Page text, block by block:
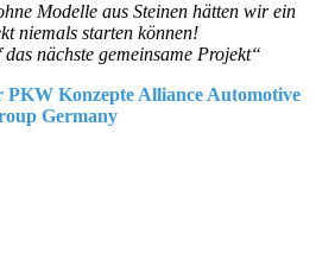
Modelle aus Steinen hätten wir ein
niemals starten können!
nächste gemeinsame Projekt“
PKW Konzepte Alliance Automotive
Germany